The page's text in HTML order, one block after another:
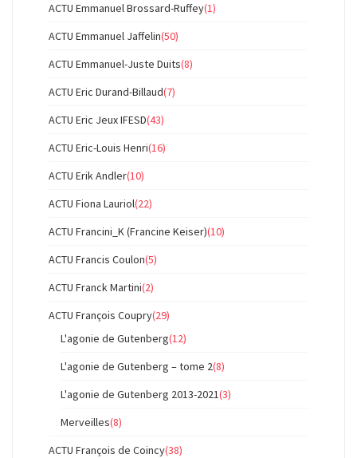
ACTU Emmanuel Brossard-Ruffey(1)
ACTU Emmanuel Jaffelin(50)
ACTU Emmanuel-Juste Duits(8)
ACTU Eric Durand-Billaud(7)
ACTU Eric Jeux IFESD(43)
ACTU Eric-Louis Henri(16)
ACTU Erik Andler(10)
ACTU Fiona Lauriol(22)
ACTU Francini_K (Francine Keiser)(10)
ACTU Francis Coulon(5)
ACTU Franck Martini(2)
ACTU François Coupry(29)
L'agonie de Gutenberg(12)
L'agonie de Gutenberg – tome 2(8)
L'agonie de Gutenberg 2013-2021(3)
Merveilles(8)
ACTU François de Coincy(38)